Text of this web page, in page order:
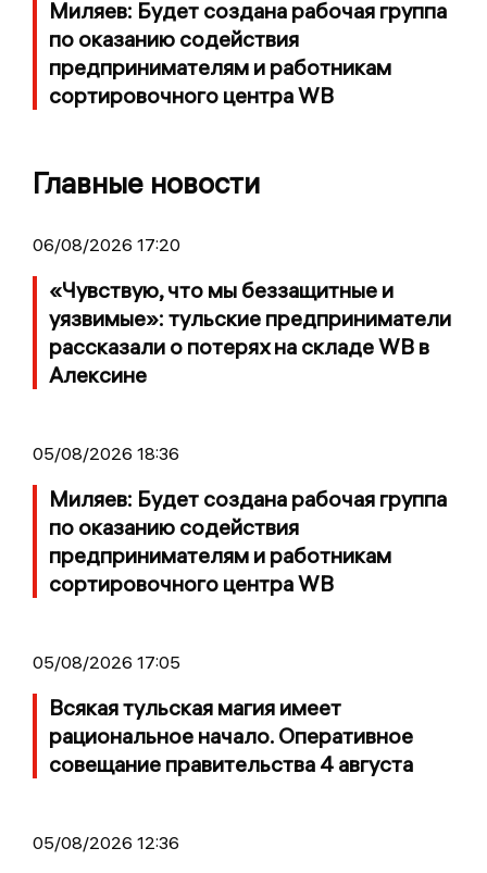
Миляев: Будет создана рабочая группа
по оказанию содействия
предпринимателям и работникам
сортировочного центра WB
Главные новости
06/08/2026 17:20
«Чувствую, что мы беззащитные и
уязвимые»: тульские предприниматели
рассказали о потерях на складе WB в
Алексине
05/08/2026 18:36
Миляев: Будет создана рабочая группа
по оказанию содействия
предпринимателям и работникам
сортировочного центра WB
05/08/2026 17:05
Всякая тульская магия имеет
рациональное начало. Оперативное
совещание правительства 4 августа
05/08/2026 12:36